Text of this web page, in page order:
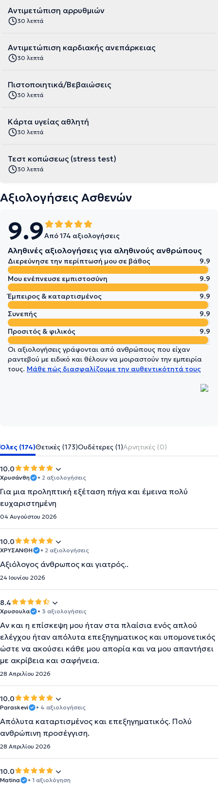
Αντιμετώπιση αρρυθμιών
30 λεπτά
Αντιμετώπιση καρδιακής ανεπάρκειας
30 λεπτά
Πιστοποιητικά/Βεβαιώσεις
30 λεπτά
Κάρτα υγείας αθλητή
30 λεπτά
Τεστ κοπώσεως (stress test)
30 λεπτά
Αξιολογήσεις Ασθενών
9.9Από 174 αξιολογήσεις
Αληθινές αξιολογήσεις για αληθινούς ανθρώπους
Διερεύνησε την περίπτωσή μου σε βάθος
9.9
Μου ενέπνευσε εμπιστοσύνη
9.9
Έμπειρος & καταρτισμένος
9.9
Συνεπής
9.9
Προσιτός & φιλικός
9.9
Οι αξιολογήσεις γράφονται από ανθρώπους που είχαν
ραντεβού με ειδικό και θέλουν να μοιραστούν την εμπειρία
τους. Μάθε πώς διασφαλίζουμε την αυθεντικότητά τους
Όλες (174)Θετικές (173)Ουδέτερες (1)Αρνητικές (0)
10.0
Χρυσάνθη • 2 αξιολογήσεις
Για μια προληπτική εξέταση πήγα και έμεινα πολύ
ευχαριστημένη
04 Αυγούστου 2026
10.0
ΧΡΥΣΑΝΘΗ • 2 αξιολογήσεις
Αξιόλογος άνθρωπος και γιατρός..
24 Ιουνίου 2026
8.4
Χρυσουλα • 3 αξιολογήσεις
Αν και η επίσκεψη μου ήταν στα πλαίσια ενός απλού
ελέγχου ήταν απόλυτα επεξηγηματικος και υπομονετικός
ώστε να ακούσει κάθε μου απορία και να μου απαντήσει
με ακρίβεια και σαφήνεια.
28 Απριλίου 2026
10.0
Paraskevi • 4 αξιολογήσεις
Απόλυτα καταρτισμένος και επεξηγηματικός. Πολύ
ανθρώπινη προσέγγιση.
28 Απριλίου 2026
10.0
Matina • 1 αξιολόγηση